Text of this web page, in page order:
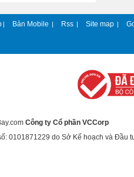
| Bản Mobile | Rss | Site map |
Công ty Cổ phần VCCorp
0101871229 do Sở Kế hoạch và Đầu